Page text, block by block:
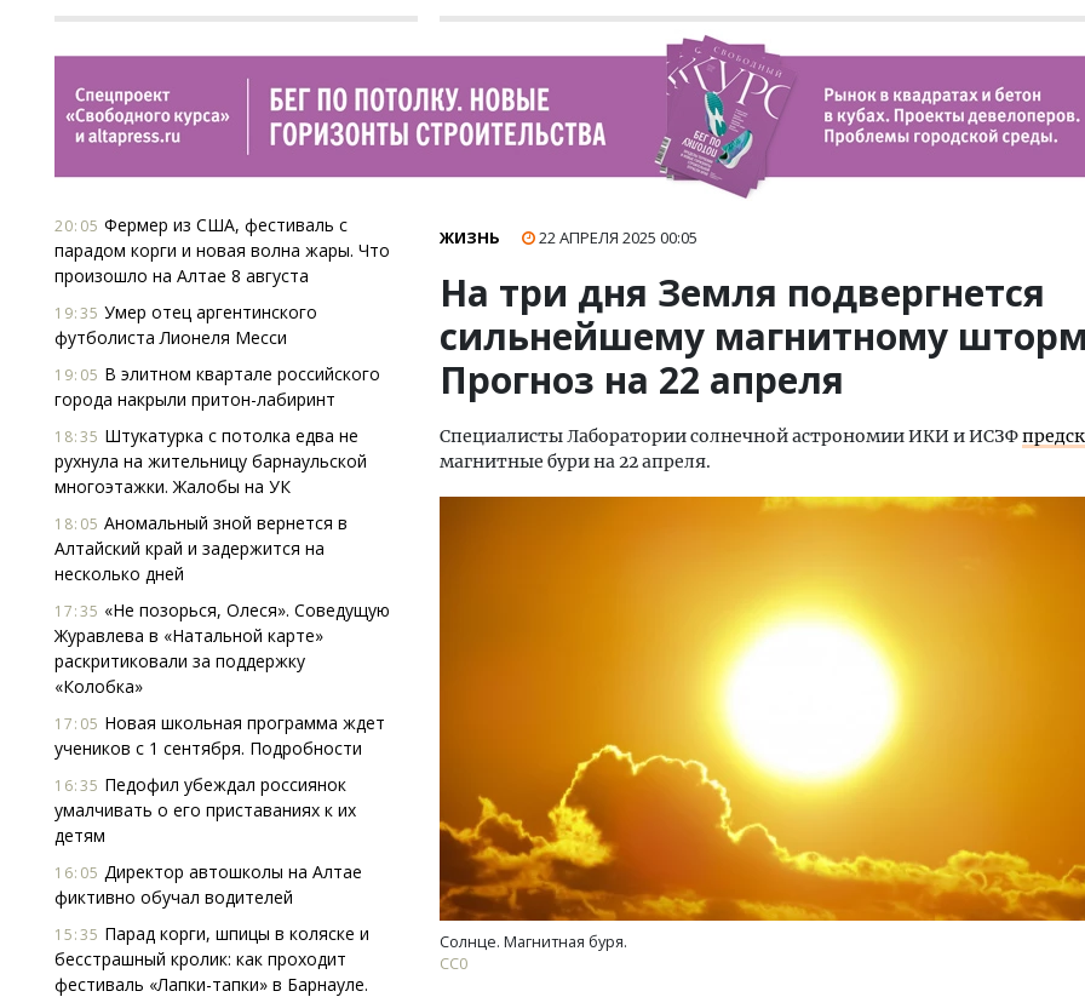
20:05 Фермер из США, фестиваль с
парадом корги и новая волна жары. Что
произошло на Алтае 8 августа
19:35 Умер отец аргентинского
футболиста Лионеля Месси
19:05 В элитном квартале российского
города накрыли притон-лабиринт
18:35 Штукатурка с потолка едва не
рухнула на жительницу барнаульской
многоэтажки. Жалобы на УК
18:05 Аномальный зной вернется в
Алтайский край и задержится на
несколько дней
17:35 «Не позорься, Олеся». Соведущую
Журавлева в «Натальной карте»
раскритиковали за поддержку
«Колобка»
17:05 Новая школьная программа ждет
учеников с 1 сентября. Подробности
16:35 Педофил убеждал россиянок
умалчивать о его приставаниях к их
детям
16:05 Директор автошколы на Алтае
фиктивно обучал водителей
15:35 Парад корги, шпицы в коляске и
бесстрашный кролик: как проходит
фестиваль «Лапки-тапки» в Барнауле.
ЖИЗНЬ 22 АПРЕЛЯ 2025 00:05
На три дня Земля подвергнется
сильнейшему магнитному
Прогноз на 22 апреля
Специалисты Лаборатории солнечной астрономии ИКИ и ИСЗФ
магнитные бури на 22 апреля.
Солнце. Магнитная буря.
СС0
земли. Мощение крупноформатными
плитами становится новым
стандартом благоустройства
СТРОИТЕЛЬСТВО
Ищем новые берега. Гендиректор
«Жилищной инициативы» Юрий
Гатилов — о том, как девелоперу
оставаться на плаву, когда рынок
штормит
Смелость архитектурных
Генеральный директор
ЗИАС — об эстетике
трендах в фасадах и